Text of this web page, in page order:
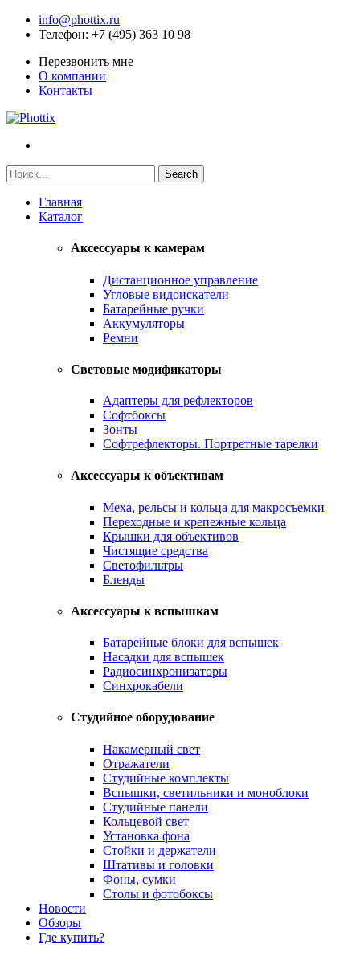
info@phottix.ru
Телефон: +7 (495) 363 10 98
Перезвонить мне
О компании
Контакты
Главная
Каталог
Аксессуары к камерам
Дистанционное управление
Угловые видоискатели
Батарейные ручки
Аккумуляторы
Ремни
Световые модификаторы
Адаптеры для рефлекторов
Софтбоксы
Зонты
Софтрефлекторы. Портретные тарелки
Аксессуары к объективам
Меха, рельсы и кольца для макросъемки
Переходные и крепежные кольца
Крышки для объективов
Чистящие средства
Светофильтры
Бленды
Аксессуары к вспышкам
Батарейные блоки для вспышек
Насадки для вспышек
Радиосинхронизаторы
Синхрокабели
Студийное оборудование
Накамерный свет
Отражатели
Студийные комплекты
Вспышки, светильники и моноблоки
Студийные панели
Кольцевой свет
Установка фона
Стойки и держатели
Штативы и головки
Фоны, сумки
Столы и фотобоксы
Новости
Обзоры
Где купить?